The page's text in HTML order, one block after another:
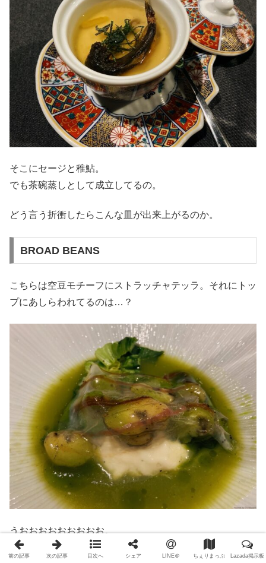
そこにセージと稚鮎。
でも茶碗蒸しとして成立してるの。
どう言う折衝したらこんな皿が出来上がるのか。
BROAD BEANS
こちらは空豆モチーフにストラッチャテッラ。それにトッ
プにあしらわれてるのは…？
うおおおおおおおおお。
相当熟成されてる上に良質の脂！熟成浅かったり質がそん
前の記事 次の記事 目次へ シェア LINE＠ ちぇりまっぷ Lazada掲示板